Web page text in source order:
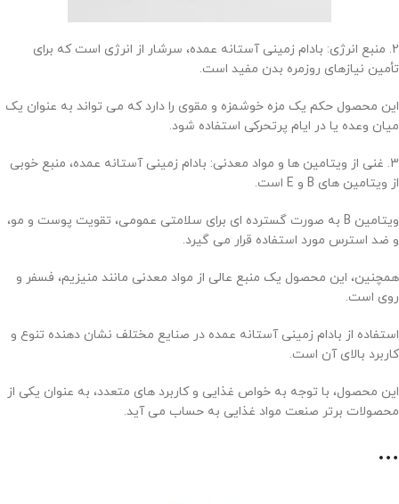
2. منبع انرژی: بادام زمینی آستانه عمده، سرشار از انرژی است که برای
تأمین نیازهای روزمره بدن مفید است.
این محصول حکم یک مزه خوشمزه و مقوی را دارد که می تواند به عنوان یک
میان وعده یا در ایام پرتحرکی استفاده شود.
3. غنی از ویتامین ها و مواد معدنی: بادام زمینی آستانه عمده، منبع خوبی
از ویتامین های B و E است.
ویتامین B به صورت گسترده ای برای سلامتی عمومی، تقویت پوست و مو،
و ضد استرس مورد استفاده قرار می گیرد.
همچنین، این محصول یک منبع عالی از مواد معدنی مانند منیزیم، فسفر و
روی است.
استفاده از بادام زمینی آستانه عمده در صنایع مختلف نشان دهنده تنوع و
کاربرد بالای آن است.
این محصول، با توجه به خواص غذایی و کاربرد های متعدد، به عنوان یکی از
محصولات برتر صنعت مواد غذایی به حساب می آید.
…